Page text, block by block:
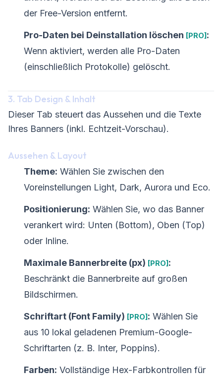
der Free-Version entfernt.
Pro-Daten bei Deinstallation löschen [PRO] :
Wenn aktiviert, werden alle Pro-Daten
(einschließlich Protokolle) gelöscht.
3. Tab Design & Inhalt
Dieser Tab steuert das Aussehen und die Texte
Ihres Banners (inkl. Echtzeit-Vorschau).
Aussehen & Layout
Theme: Wählen Sie zwischen den
Voreinstellungen Light, Dark, Aurora und Eco.
Positionierung: Wählen Sie, wo das Banner
verankert wird: Unten (Bottom), Oben (Top)
oder Inline.
Maximale Bannerbreite (px) [PRO] :
Beschränkt die Bannerbreite auf großen
Bildschirmen.
Schriftart (Font Family) [PRO] : Wählen Sie
aus 10 lokal geladenen Premium-Google-
Schriftarten (z. B. Inter, Poppins).
Farben: Vollständige Hex-Farbkontrollen für